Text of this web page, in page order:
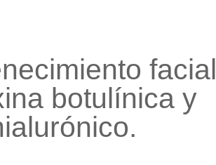
facial
botulínica y